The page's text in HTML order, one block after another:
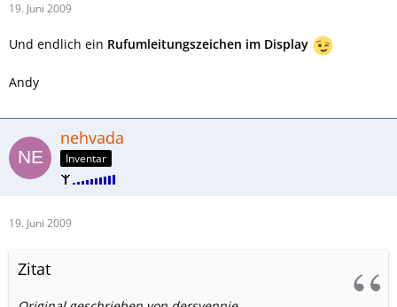
19. Juni 2009
Und endlich ein Rufumleitungszeichen im Display
Andy
nehvada
Inventar
19. Juni 2009
Zitat